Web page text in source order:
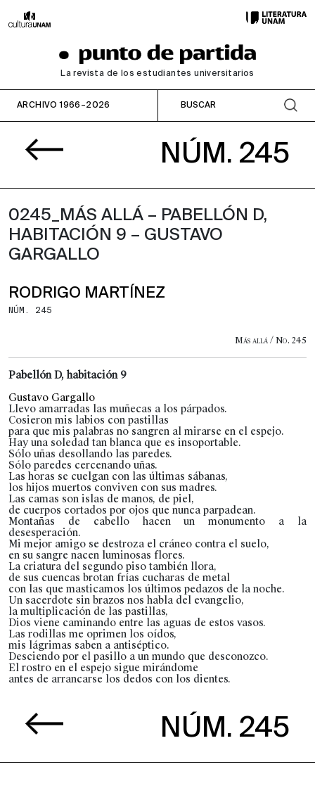
La revista de los estudiantes universitarios
ARCHIVO 1966–2026
NÚM. 245
0245_MÁS ALLÁ – PABELLÓN D,
HABITACIÓN 9 – GUSTAVO
GARGALLO
RODRIGO MARTÍNEZ
NÚM. 245
Más allá / No. 245
Pabellón D, habitación 9
Gustavo Gargallo
Llevo amarradas las muñecas a los párpados.
Cosieron mis labios con pastillas
para que mis palabras no sangren al mirarse en el espejo.
Hay una soledad tan blanca que es insoportable.
Sólo uñas desollando las paredes.
Sólo paredes cercenando uñas.
Las horas se cuelgan con las últimas sábanas,
los hijos muertos conviven con sus madres.
Las camas son islas de manos, de piel,
de cuerpos cortados por ojos que nunca parpadean.
Montañas de cabello hacen un monumento a la
desesperación.
Mi mejor amigo se destroza el cráneo contra el suelo,
en su sangre nacen luminosas flores.
La criatura del segundo piso también llora,
de sus cuencas brotan frías cucharas de metal
con las que masticamos los últimos pedazos de la noche.
Un sacerdote sin brazos nos habla del evangelio,
la multiplicación de las pastillas,
Dios viene caminando entre las aguas de estos vasos.
Las rodillas me oprimen los oídos,
mis lágrimas saben a antiséptico.
Desciendo por el pasillo a un mundo que desconozco.
El rostro en el espejo sigue mirándome
antes de arrancarse los dedos con los dientes.
NÚM. 245